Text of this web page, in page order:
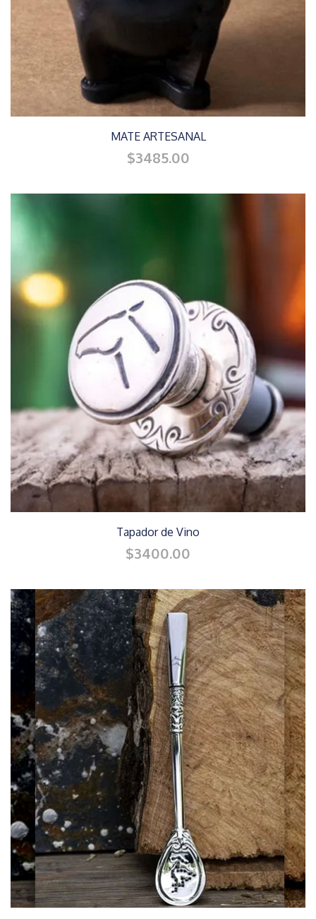
MATE ARTESANAL
$3485.00
Tapador de Vino
$3400.00